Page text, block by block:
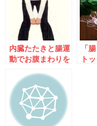
内臓たたきと腸運
動でお腹まわりを
ト！
「
ト